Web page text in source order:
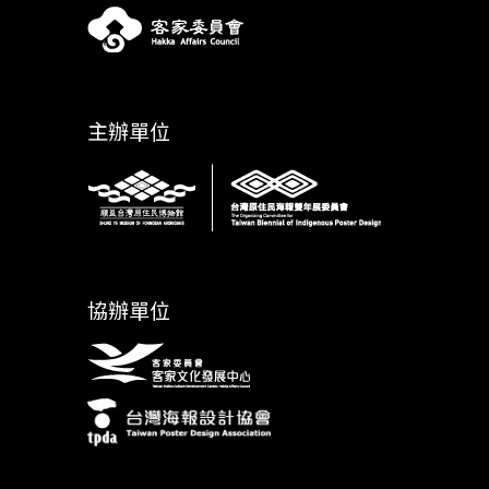
主辦單位
協辦單位